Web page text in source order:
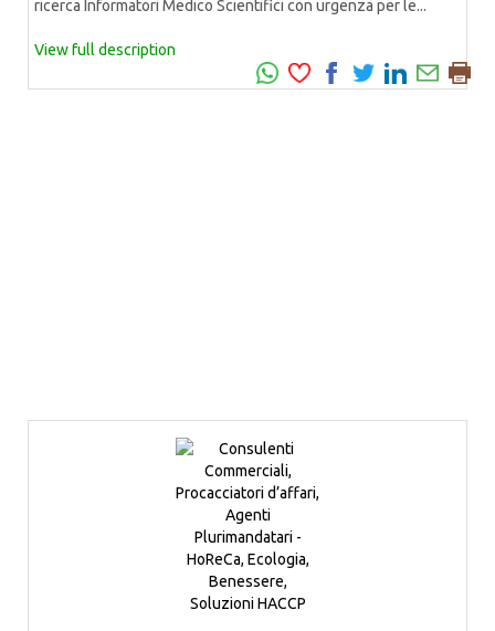
ricerca Informatori Medico Scientifici con urgenza per le...
View full description